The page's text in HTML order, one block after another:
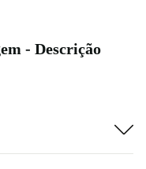
- Descrição